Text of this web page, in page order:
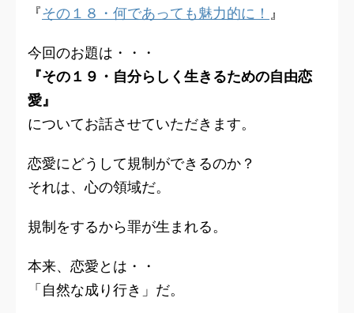
『その１８・何であっても魅力的に！ 』
今回のお題は・・・
『その１９・自分らしく生きるための自由恋
愛』
についてお話させていただきます。
恋愛にどうして規制ができるのか？
それは、心の領域だ。
規制をするから罪が生まれる。
本来、恋愛とは・・
「自然な成り行き」だ。